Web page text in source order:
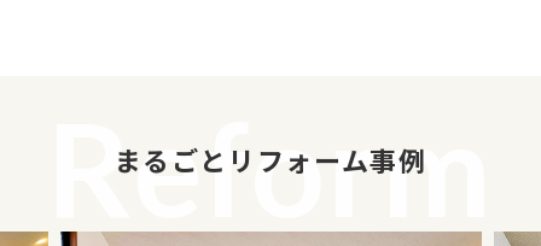
Reform
まるごとリフォーム事例